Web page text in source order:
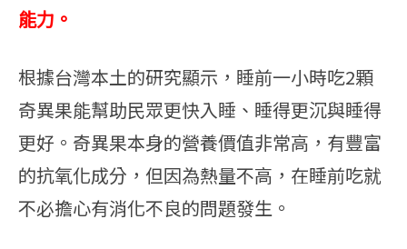
能力。
根據台灣本土的研究顯示，睡前一小時吃2顆
奇異果能幫助民眾更快入睡、睡得更沉與睡得
更好。奇異果本身的營養價值非常高，有豐富
的抗氧化成分，但因為熱量不高，在睡前吃就
不必擔心有消化不良的問題發生。